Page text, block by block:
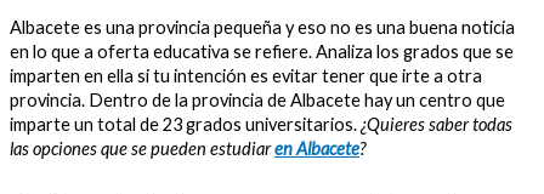
Albacete es una provincia pequeña y eso no es una buena noticia
en lo que a oferta educativa se refiere. Analiza los grados que se
imparten en ella si tu intención es evitar tener que irte a otra
provincia. Dentro de la provincia de Albacete hay un centro que
imparte un total de 23 grados universitarios.¿Quieres saber todas
las opciones que se pueden estudiaren Albacete?